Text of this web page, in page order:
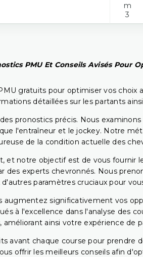
m
3
PMU Et Conseils Avisés Pour
gratuits pour optimiser vos
détaillées sur les partants
pronostics précis. Nous
l'entraîneur et le jockey. Notre
de la condition actuelle des
et notre objectif est de vous fournir
des experts chevronnés. Nous
paramètres cruciaux pour
augmentez significativement vos
à l'excellence dans l'analyse des
améliorant ainsi votre expérience de
avant chaque course pour prendre
offrir les meilleurs conseils afin